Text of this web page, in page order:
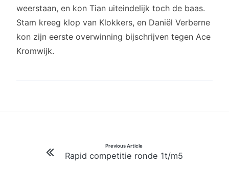
weerstaan, en kon Tian uiteindelijk toch de baas.
Stam kreeg klop van Klokkers, en Daniël Verberne
kon zijn eerste overwinning bijschrijven tegen Ace
Kromwijk.
navigatie
Previous Article
Rapid competitie ronde 1t/m5